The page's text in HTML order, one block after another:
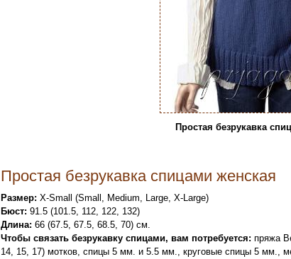
Простая безрукавка
Простая безрукавка спицами женская
Размер: X-Small (Small, Medium, Large, X-Large)
Бюст: 91.5 (101.5, 112, 122, 132)
Длина: 66 (67.5, 67.5, 68.5, 70) см.
Чтобы связать безрукавку спицами, вам потребуется: пряжа
14, 15, 17) мотков, спицы 5 мм. и 5.5 мм., круговые спицы 5 мм.,